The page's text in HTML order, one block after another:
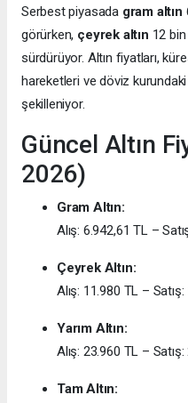
Serbest piyasada gram altın
görürken, çeyrek altın 12
sürdürüyor. Altın fiyatları,
hareketleri ve döviz
şekilleniyor.
Güncel Altın
2026)
Gram Altın:
Alış: 6.942,61 TL –
Çeyrek Altın:
Alış: 11.980 TL –
Yarım Altın:
Alış: 23.960 TL –
Tam Altın: